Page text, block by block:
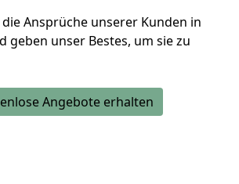
Ansprüche unserer Kunden in
geben unser Bestes, um sie zu
Angebote erhalten